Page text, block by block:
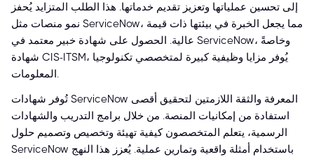
إلى تحسين عملياتها وتعزيز تقديم خدماتها. هذا الطلب المتزايد يُحفز
نمو منصات مثل ServiceNow، مما يجعل الخبرة في بيئتها ذات قيمة
عالية. الحصول على شهادة خبير معتمد في ServiceNow، وخاصةً
شهادة CIS-ITSM، يُوفر مزايا وظيفية كبيرة لمتخصصي تكنولوجيا
المعلومات.
تُوفر شهادات ServiceNow المعرفة والثقة اللازمتين لتحقيق أقصى
استفادة من إمكانيات المنصة. من خلال برامج التدريب والشهادات
الرسمية، يتعلم المتخصصون كيفية تهيئة وتخصيص وتصميم حلول
ServiceNow باستخدام أمثلة واقعية وتمارين عملية. يُعزز هذا النهج